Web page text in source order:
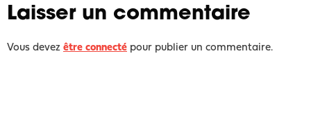
Laisser un commentaire
Vous devez être connecté pour publier un commentaire.